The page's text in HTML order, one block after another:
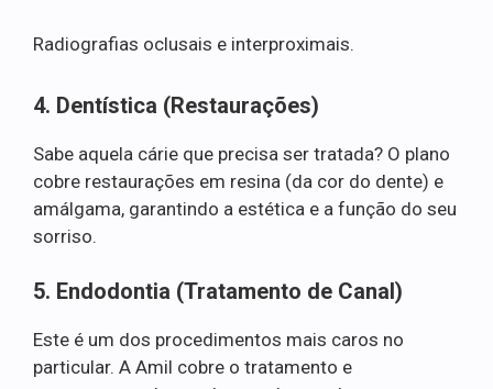
Radiografias oclusais e interproximais.
4. Dentística (Restaurações)
Sabe aquela cárie que precisa ser tratada? O plano
cobre restaurações em resina (da cor do dente) e
amálgama, garantindo a estética e a função do seu
sorriso.
5. Endodontia (Tratamento de Canal)
Este é um dos procedimentos mais caros no
particular. A Amil cobre o tratamento e